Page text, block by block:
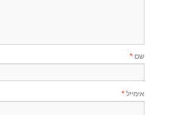
שם *
אימייל *